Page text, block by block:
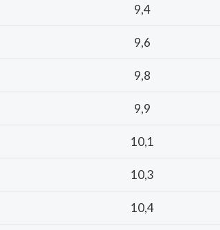
9,4
9,6
9,8
9,9
10,1
10,3
10,4